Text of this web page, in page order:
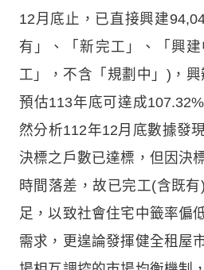
12月底止，已直接興建
有」、「新完工」、「興
工」，不含「規劃中」)，興
預估113年底可達成
然分析112年12月底數據發
決標之戶數已達標，但因決
時間落差，故已完工(含既
足，以致社會住宅中籤率偏
需求，更遑論發揮健全租屋